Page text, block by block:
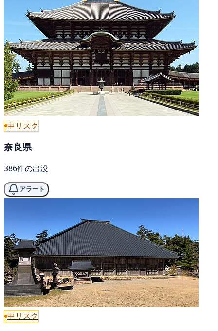
中リスク
奈良県
386件の出没
アラート
中リスク